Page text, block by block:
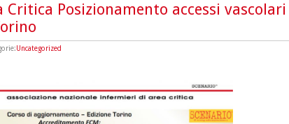
Critica Posizionamento accessi vascolari
Uncategorized